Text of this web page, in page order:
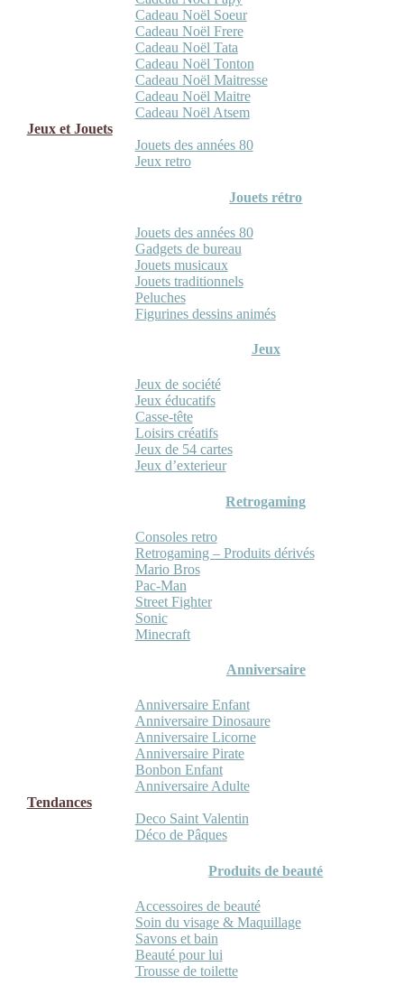
Cadeau Noël Soeur
Cadeau Noël Frere
Cadeau Noël Tata
Cadeau Noël Tonton
Cadeau Noël Maitresse
Cadeau Noël Maitre
Cadeau Noël Atsem
Jeux et Jouets
Jouets des années 80
Jeux retro
Jouets rétro
Jouets des années 80
Gadgets de bureau
Jouets musicaux
Jouets traditionnels
Peluches
Figurines dessins animés
Jeux
Jeux de société
Jeux éducatifs
Casse-tête
Loisirs créatifs
Jeux de 54 cartes
Jeux d’exterieur
Retrogaming
Consoles retro
Retrogaming – Produits dérivés
Mario Bros
Pac-Man
Street Fighter
Sonic
Minecraft
Anniversaire
Anniversaire Enfant
Anniversaire Dinosaure
Anniversaire Licorne
Anniversaire Pirate
Bonbon Enfant
Anniversaire Adulte
Tendances
Deco Saint Valentin
Déco de Pâques
Produits de beauté
Accessoires de beauté
Soin du visage & Maquillage
Savons et bain
Beauté pour lui
Trousse de toilette